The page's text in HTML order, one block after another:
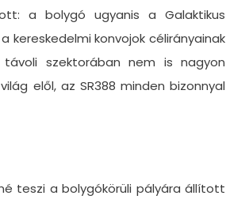
a bolygó ugyanis a Galaktikus
konvojok célirányainak
szektorában nem is nagyon
elől, az SR388 minden bizonnyal
teszi a bolygókörüli pályára állított